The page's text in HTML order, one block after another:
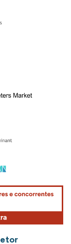
conforme CC BY 4.0.